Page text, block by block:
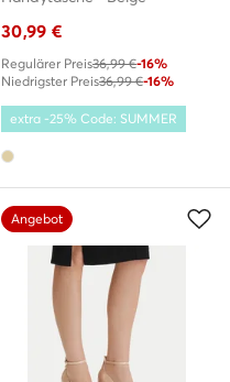
30,99 €
Regulärer Preis36,99 €-16%
Niedrigster Preis36,99 €-16%
extra -25% Code: SUMMER
Angebot